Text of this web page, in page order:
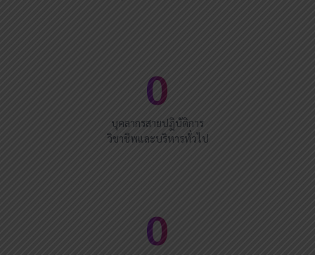
0
บุคลากรสายปฏิบัติการ
วิชาชีพและบริหารทั่วไป
0